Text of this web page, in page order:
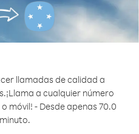
llamadas de calidad a
¡Llama a cualquier número
móvil! - Desde apenas 70.0